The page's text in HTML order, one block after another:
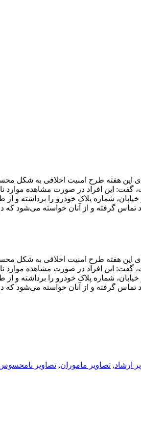
این هفته طرح امنیت اخلاقی به
گفت: این افراد در صورت مشاهده موارد
شماره پلاک خودرو را برداشته و از
تماس گرفته و از آنان خواسته می‌شود که
این هفته طرح امنیت اخلاقی به
گفت: این افراد در صورت مشاهده موارد
شماره پلاک خودرو را برداشته و از
تماس گرفته و از آنان خواسته می‌شود که
ارشاد, تصاویر ماموران, تصاویر